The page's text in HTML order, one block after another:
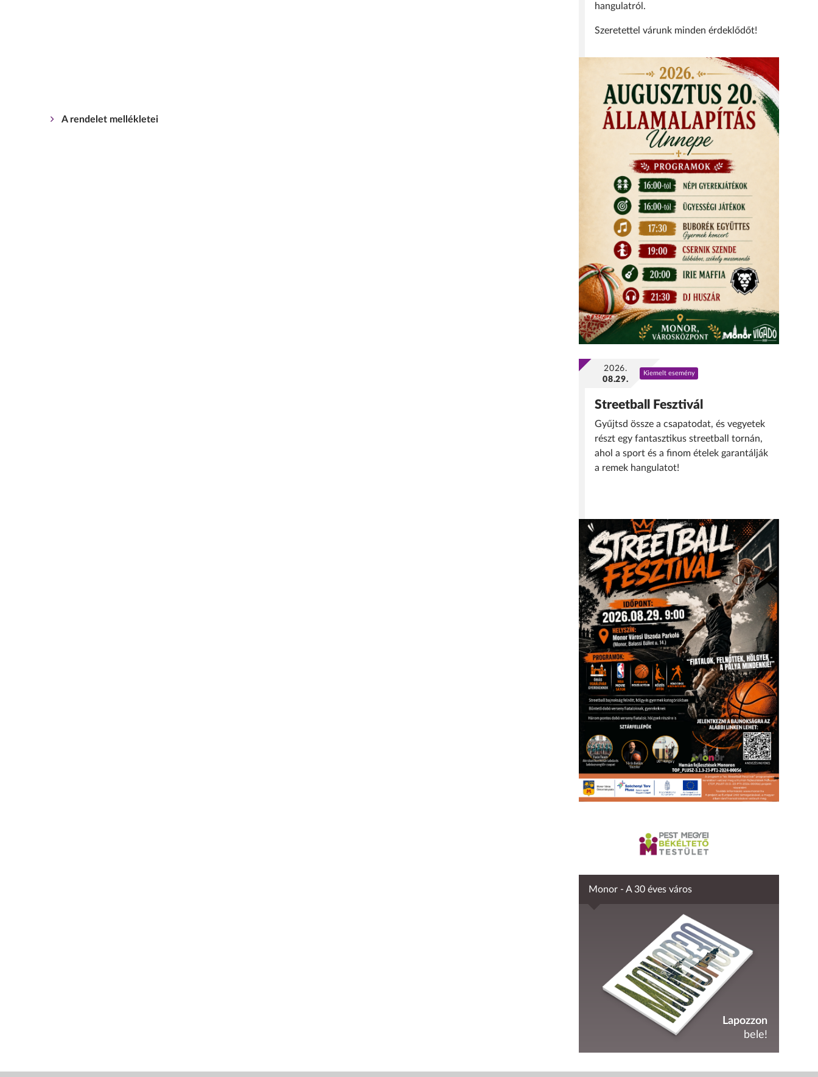
A rendelet mellékletei
hangulatról.
Szeretettel várunk minden érdeklődőt!
2026.
08.29.
Kiemelt esemény
Streetball Fesztivál
Gyűjtsd össze a csapatodat, és vegyetek
részt egy fantasztikus streetball tornán,
ahol a sport és a finom ételek garantálják
a remek hangulatot!
Monor - A 30 éves város
Lapozzon
bele!